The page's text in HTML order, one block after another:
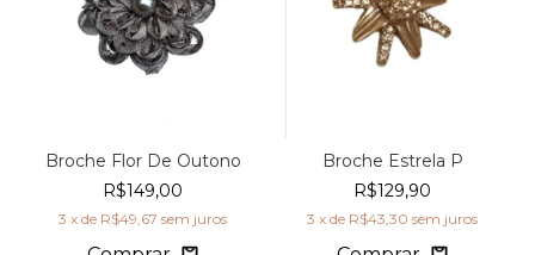
Broche Flor De Outono
R$149,00
3 x de R$49,67 sem juros
Broche Estrela P
R$129,90
3 x de R$43,30 sem juros